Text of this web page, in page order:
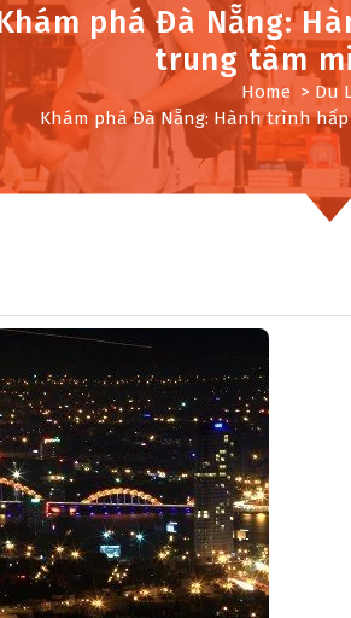
phá Đà Nẵng:
trung tâm
Home > Du
Khám phá Đà Nẵng: Hành trình